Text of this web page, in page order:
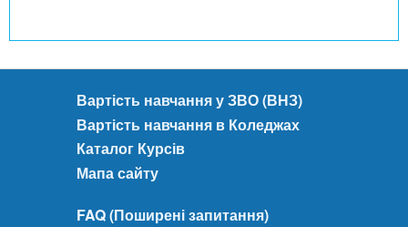
Вартість навчання у ЗВО (ВНЗ)
Вартість навчання в Коледжах
Каталог Курсів
Мапа сайту
FAQ (Поширені запитання)